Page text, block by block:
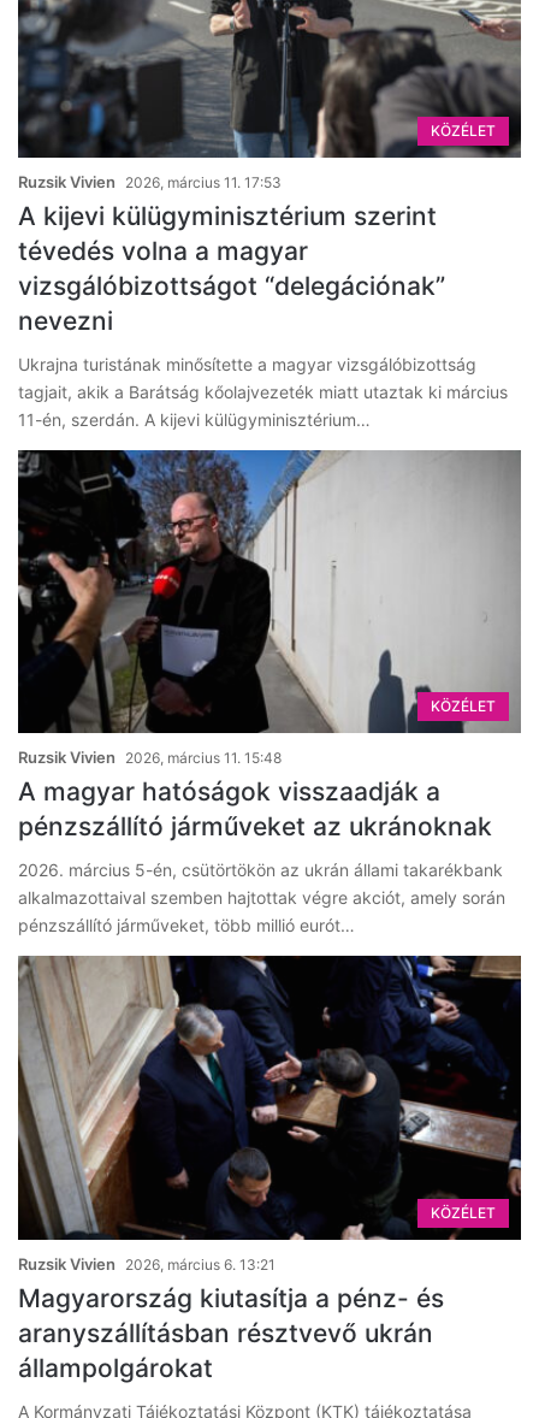
KÖZÉLET
Ruzsik Vivien 2026, március 11. 17:53
A kijevi külügyminisztérium szerint
tévedés volna a magyar
vizsgálóbizottságot “delegációnak”
nevezni
Ukrajna turistának minősítette a magyar vizsgálóbizottság
tagjait, akik a Barátság kőolajvezeték miatt utaztak ki március
11-én, szerdán. A kijevi külügyminisztérium…
KÖZÉLET
Ruzsik Vivien 2026, március 11. 15:48
A magyar hatóságok visszaadják a
pénzszállító járműveket az ukránoknak
2026. március 5-én, csütörtökön az ukrán állami takarékbank
alkalmazottaival szemben hajtottak végre akciót, amely során
pénzszállító járműveket, több millió eurót…
KÖZÉLET
Ruzsik Vivien 2026, március 6. 13:21
Magyarország kiutasítja a pénz- és
aranyszállításban résztvevő ukrán
állampolgárokat
A Kormányzati Tájékoztatási Központ (KTK) tájékoztatása